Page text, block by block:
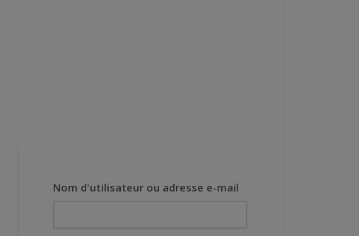
Nom d'utilisateur ou adresse e-mail